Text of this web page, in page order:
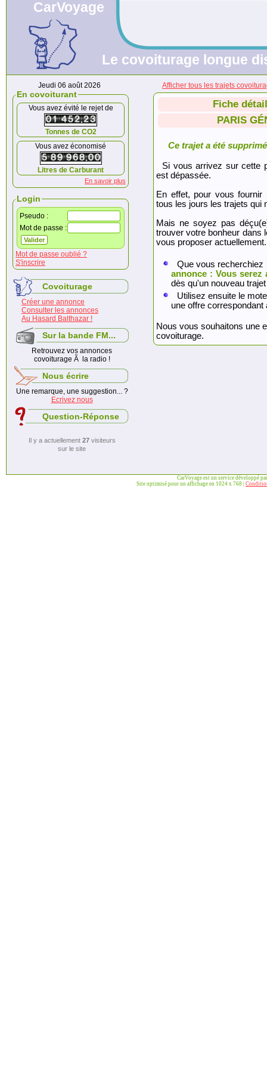
CarVoyage
Le covoiturage longue
Jeudi 06 août 2026
En covoiturant
Vous avez évité le rejet de
Tonnes de CO2
Vous avez économisé
Litres de Carburant
En savoir plus
Login
Pseudo :
Mot de passe :
Mot de passe oublié ?
S'inscrire
Covoiturage
Créer une annonce
Consulter les annonces
Au Hasard Balthazar !
Sur la bande FM...
Retrouvez vos annonces
covoiturage Ã la radio !
Nous écrire
Une remarque, une suggestion... ?
Ecrivez nous
Question-Réponse
Il y a actuellement 27visiteurs
sur le site
Afficher tous les trajets
Fiche
PARIS
Ce trajet a été
Si vous arrivez sur cette
est dépassée.
En effet, pour vous fournir
tous les jours les trajets qui
Mais ne soyez pas
trouver votre bonheur dans
vous proposer actuellement.
Que vous
annonce : Vous serez
dès qu'un nouveau
Utilisez ensuite le
une offre
Nous vous souhaitons une
covoiturage.
CarVoyage est un service développé
Site optimisé pour un affichage en 1024 x 768 |